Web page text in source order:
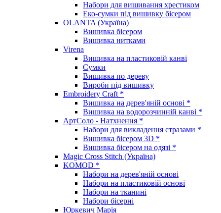
Набори для вишивання хрестиком
Еко-сумки під вишивку бісером
OLANTA (Україна)
Вишивка бісером
Вишивка нитками
Virena
Вишивка на пластиковій канві
Сумки
Вишивка по дереву
Вироби під вишивку
Embroidery Craft *
Вишивка на дерев'яній основі *
Вишивка на водорозчинній канві *
АртСоло - Натхнення *
Набори для викладення стразами *
Вишивка бісером 3D *
Вишивка бісером на одязі *
Magic Cross Stitch (Україна)
KOMOD *
Набори на дерев'яній основі
Набори на пластиковій основі
Набори на тканині
Набори бісерні
Юркевич Марія